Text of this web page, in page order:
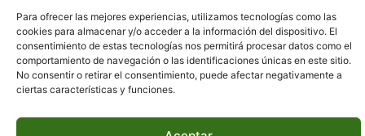
Para ofrecer las mejores experiencias, utilizamos tecnologías como las
cookies para almacenar y/o acceder a la información del dispositivo. El
consentimiento de estas tecnologías nos permitirá procesar datos como el
comportamiento de navegación o las identificaciones únicas en este sitio.
No consentir o retirar el consentimiento, puede afectar negativamente a
ciertas características y funciones.
Copyright © 2022 | SAECO - Todos los derechos reservados | Diseño y
Desarrollo Web de Agencia Marketing DigitalGrowth®